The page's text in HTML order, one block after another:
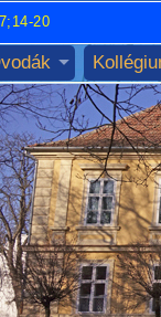
20